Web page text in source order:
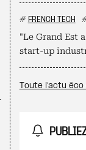
# FRENCH TECH
"Le Grand Est
start-up
Toute l’actu